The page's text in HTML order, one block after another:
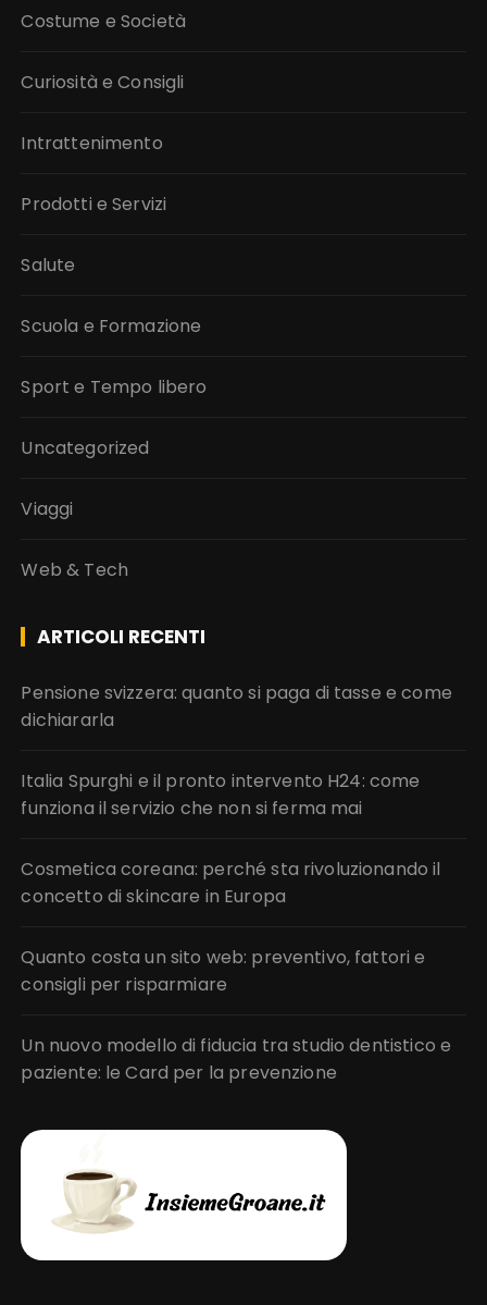
Costume e Società
Curiosità e Consigli
Intrattenimento
Prodotti e Servizi
Salute
Scuola e Formazione
Sport e Tempo libero
Uncategorized
Viaggi
Web & Tech
ARTICOLI RECENTI
Pensione svizzera: quanto si paga di tasse e come
dichiararla
Italia Spurghi e il pronto intervento H24: come
funziona il servizio che non si ferma mai
Cosmetica coreana: perché sta rivoluzionando il
concetto di skincare in Europa
Quanto costa un sito web: preventivo, fattori e
consigli per risparmiare
Un nuovo modello di fiducia tra studio dentistico e
paziente: le Card per la prevenzione